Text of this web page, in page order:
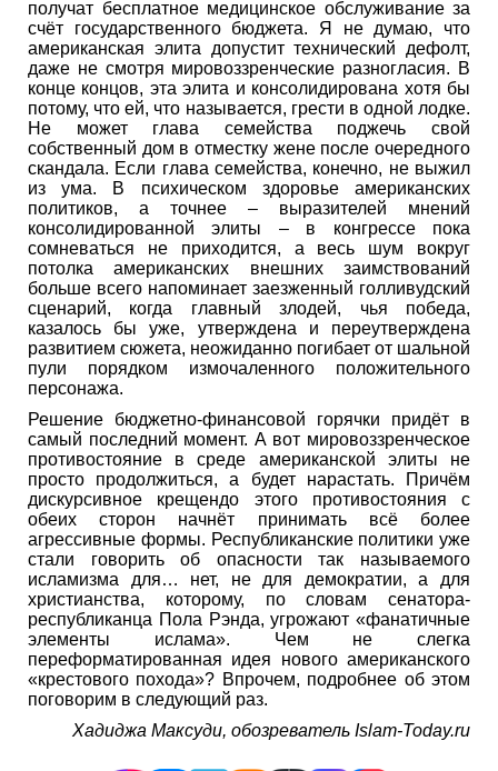
получат бесплатное медицинское обслуживание за
счёт государственного бюджета. Я не думаю, что
американская элита допустит технический дефолт,
даже не смотря мировоззренческие разногласия. В
конце концов, эта элита и консолидирована хотя бы
потому, что ей, что называется, грести в одной лодке.
Не может глава семейства поджечь свой
собственный дом в отместку жене после очередного
скандала. Если глава семейства, конечно, не выжил
из ума. В психическом здоровье американских
политиков, а точнее – выразителей мнений
консолидированной элиты – в конгрессе пока
сомневаться не приходится, а весь шум вокруг
потолка американских внешних заимствований
больше всего напоминает заезженный голливудский
сценарий, когда главный злодей, чья победа,
казалось бы уже, утверждена и переутверждена
развитием сюжета, неожиданно погибает от шальной
пули порядком измочаленного положительного
персонажа.
Решение бюджетно-финансовой горячки придёт в
самый последний момент. А вот мировоззренческое
противостояние в среде американской элиты не
просто продолжиться, а будет нарастать. Причём
дискурсивное крещендо этого противостояния с
обеих сторон начнёт принимать всё более
агрессивные формы. Республиканские политики уже
стали говорить об опасности так называемого
исламизма для… нет, не для демократии, а для
христианства, которому, по словам сенатора-
республиканца Пола Рэнда, угрожают «фанатичные
элементы ислама». Чем не слегка
переформатированная идея нового американского
«крестового похода»? Впрочем, подробнее об этом
поговорим в следующий раз.
Хадиджа Максуди, обозреватель Islam-Today.ru